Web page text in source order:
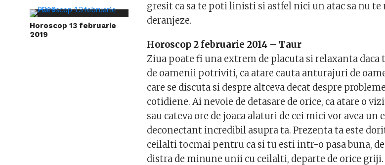
Horoscop 13 februarie
2019
gresit ca sa te poti linisti si astfel nici un atac sa nu te
deranjeze.
Horoscop 2 februarie 2014 – Taur
Ziua poate fi una extrem de placuta si relaxanta daca
de oamenii potriviti, ca atare cauta anturajuri de
care se discuta si despre altceva decat despre
cotidiene. Ai nevoie de detasare de orice, ca atare o
sau cateva ore de joaca alaturi de cei mici vor avea un
deconectant incredibil asupra ta. Prezenta ta este
ceilalti tocmai pentru ca si tu esti intr-o pasa buna,
distra de minune unii cu ceilalti, departe de orice griji.